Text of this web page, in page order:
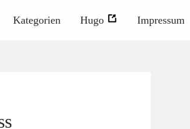
Kategorien Hugo Impressum